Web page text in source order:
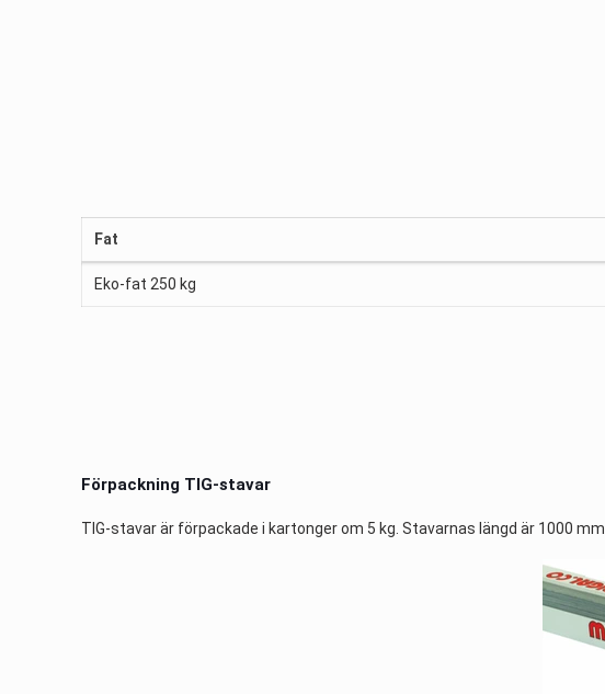
Fat
Eko-fat 250 kg
Förpackning TIG-stavar
TIG-stavar är förpackade i kartonger om 5 kg. Stavarnas längd är 1000 mm.